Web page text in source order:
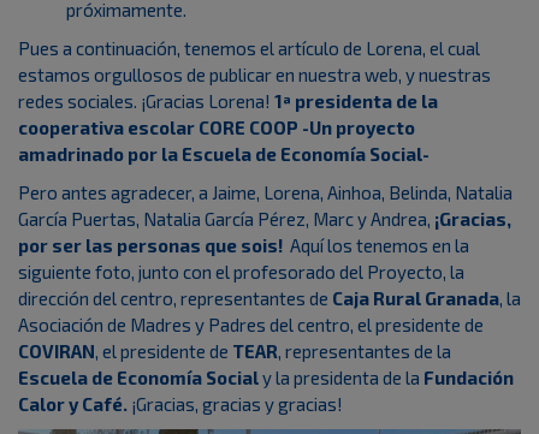
próximamente.
Pues a continuación, tenemos el artículo de Lorena, el cual
estamos orgullosos de publicar en nuestra web, y nuestras
redes sociales. ¡Gracias Lorena! 1ª presidenta de la
cooperativa escolar CORE COOP -Un proyecto
amadrinado por la Escuela de Economía Social-
Pero antes agradecer, a Jaime, Lorena, Ainhoa, Belinda, Natalia
García Puertas, Natalia García Pérez, Marc y Andrea, ¡Gracias,
por ser las personas que sois! Aquí los tenemos en la
siguiente foto, junto con el profesorado del Proyecto, la
dirección del centro, representantes de Caja Rural Granada, la
Asociación de Madres y Padres del centro, el presidente de
COVIRAN, el presidente de TEAR, representantes de la
Escuela de Economía Socialy la presidenta de la Fundación
Calor y Café. ¡Gracias, gracias y gracias!